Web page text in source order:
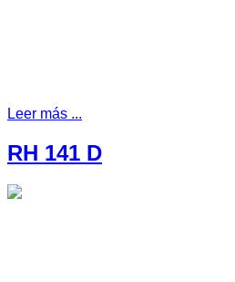
Leer más ...
RH 141 D